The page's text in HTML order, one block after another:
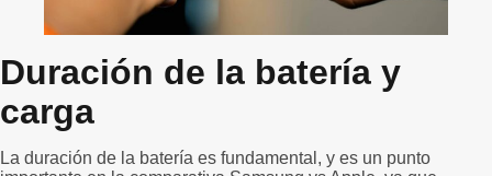
Duración de la batería y
carga
La duración de la batería es fundamental, y es un punto